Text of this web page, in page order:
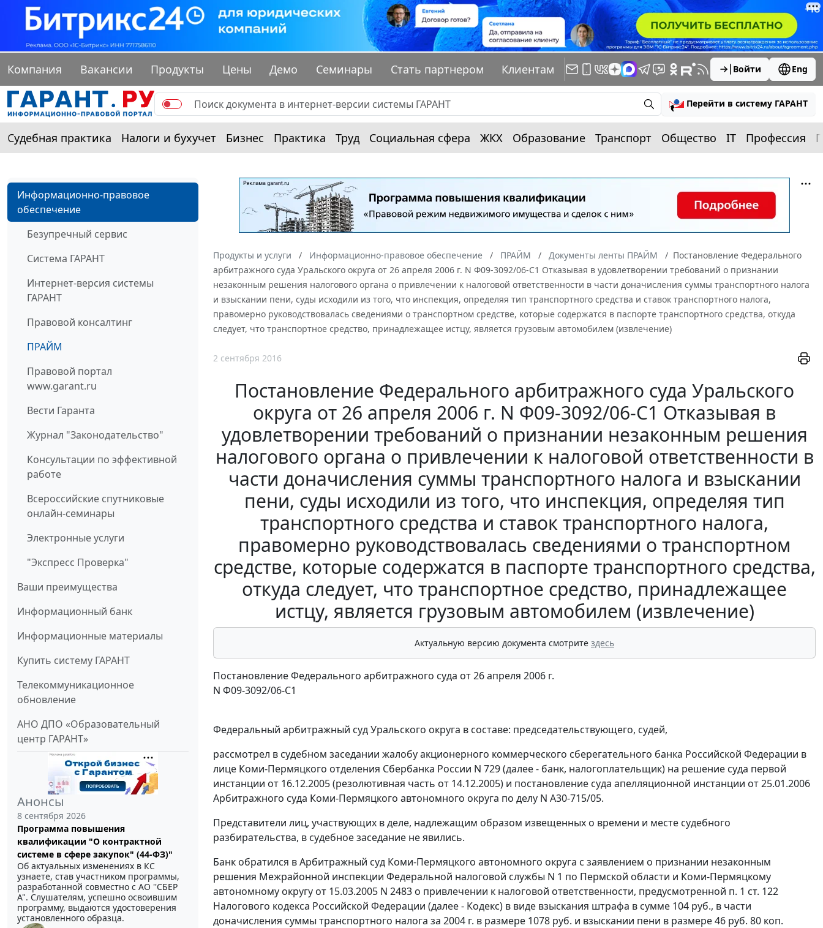
Компания Вакансии Продукты Цены Демо Семинары Стать партнером Клиентам Войти Eng
Перейти в систему ГАРАНТ
Судебная практика Налоги и бухучет Бизнес Практика Труд Социальная сфера ЖКХ Образование Транспорт Общество IT Профессия
Информационно-правовое
обеспечение
Безупречный сервис
Система ГАРАНТ
Интернет-версия системы
ГАРАНТ
Правовой консалтинг
ПРАЙМ
Правовой портал
www.garant.ru
Вести Гаранта
Журнал "Законодательство"
Консультации по эффективной
работе
Всероссийские спутниковые
онлайн-семинары
Электронные услуги
"Экспресс Проверка"
Ваши преимущества
Информационный банк
Информационные материалы
Купить систему ГАРАНТ
Телекоммуникационное
обновление
АНО ДПО «Образовательный
центр ГАРАНТ»
Анонсы
8 сентября 2026
Программа повышения
квалификации "О контрактной
системе в сфере закупок" (44-ФЗ)"
Об актуальных изменениях в КС
узнаете, став участником программы,
разработанной совместно с АО ''СБЕР
А". Слушателям, успешно освоившим
программу, выдаются удостоверения
установленного образца.
Продукты и услуги Информационно-правовое обеспечение ПРАЙМ Документы ленты ПРАЙМ
Постановление Федерального
арбитражного суда Уральского округа от 26 апреля 2006 г. N Ф09-3092/06-С1 Отказывая в удовлетворении требований о признании
незаконным решения налогового органа о привлечении к налоговой ответственности в части доначисления суммы транспортного налога
и взыскании пени, суды исходили из того, что инспекция, определяя тип транспортного средства и ставок транспортного налога,
правомерно руководствовалась сведениями о транспортном средстве, которые содержатся в паспорте транспортного средства, откуда
следует, что транспортное средство, принадлежащее истцу, является грузовым автомобилем (извлечение)
2 сентября 2016
Постановление Федерального арбитражного суда Уральского
округа от 26 апреля 2006 г. N Ф09-3092/06-С1 Отказывая в
удовлетворении требований о признании незаконным решения
налогового органа о привлечении к налоговой ответственности в
части доначисления суммы транспортного налога и взыскании
пени, суды исходили из того, что инспекция, определяя тип
транспортного средства и ставок транспортного налога,
правомерно руководствовалась сведениями о транспортном
средстве, которые содержатся в паспорте транспортного средства,
откуда следует, что транспортное средство, принадлежащее
истцу, является грузовым автомобилем (извлечение)
Актуальную версию документа смотрите здесь
Постановление Федерального арбитражного суда от 26 апреля 2006 г.
N Ф09-3092/06-С1
Федеральный арбитражный суд Уральского округа в составе: председательствующего, судей,
рассмотрел в судебном заседании жалобу акционерного коммерческого сберегательного банка Российской Федерации в
лице Коми-Пермяцкого отделения Сбербанка России N 729 (далее - банк, налогоплательщик) на решение суда первой
инстанции от 16.12.2005 (резолютивная часть от 14.12.2005) и постановление суда апелляционной инстанции от 25.01.2006
Арбитражного суда Коми-Пермяцкого автономного округа по делу N А30-715/05.
Представители лиц, участвующих в деле, надлежащим образом извещенных о времени и месте судебного
разбирательства, в судебное заседание не явились.
Банк обратился в Арбитражный суд Коми-Пермяцкого автономного округа с заявлением о признании незаконным
решения Межрайонной инспекции Федеральной налоговой службы N 1 по Пермской области и Коми-Пермяцкому
автономному округу от 15.03.2005 N 2483 о привлечении к налоговой ответственности, предусмотренной п. 1 ст. 122
Налогового кодекса Российской Федерации (далее - Кодекс) в виде взыскания штрафа в сумме 104 руб., в части
доначисления суммы транспортного налога за 2004 г. в размере 1078 руб. и взыскании пени в размере 46 руб. 80 коп.